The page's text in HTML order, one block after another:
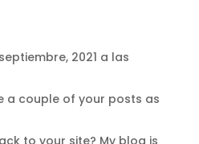
2021 a las
a couple of your posts as
to your site? My blog is